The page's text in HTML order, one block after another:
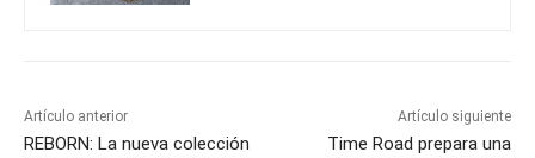
Artículo anterior
REBORN: La nueva colección
Artículo siguiente
Time Road prepara una